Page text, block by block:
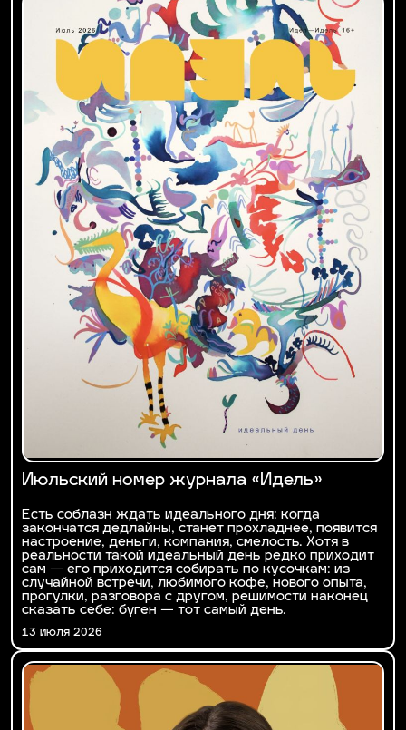
Июльский номер журнала «Идель»
Есть соблазн ждать идеального дня: когда
закончатся дедлайны, станет прохладнее, появится
настроение, деньги, компания, смелость. Хотя в
реальности такой идеальный день редко приходит
сам — его приходится собирать по кусочкам: из
случайной встречи, любимого кофе, нового опыта,
прогулки, разговора с другом, решимости наконец
сказать себе: бүген — тот самый день.
13 июля 2026